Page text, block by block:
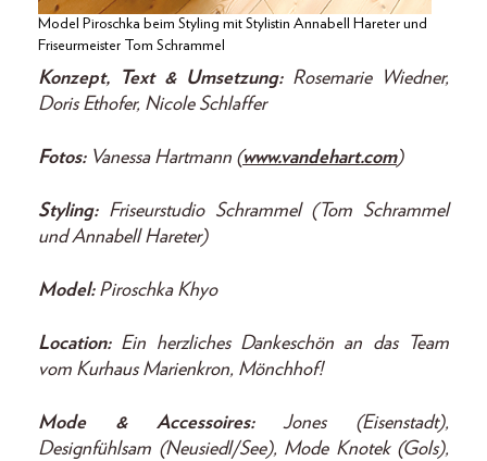
Model Piroschka beim Styling mit Stylistin Annabell Hareter und
Friseurmeister Tom Schrammel
Konzept, Text & Umsetzung: Rosemarie Wiedner,
Doris Ethofer, Nicole Schlaffer
Fotos: Vanessa Hartmann (www.vandehart.com)
Styling: Friseurstudio Schrammel (Tom Schrammel
und Annabell Hareter)
Model: Piroschka Khyo
Location: Ein herzliches Dankeschön an das Team
vom Kurhaus Marienkron, Mönchhof!
Mode & Accessoires:Jones (Eisenstadt),
Designfühlsam (Neusiedl/See), Mode Knotek (Gols),